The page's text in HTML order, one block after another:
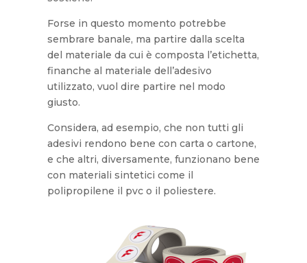
Forse in questo momento potrebbe
sembrare banale, ma partire dalla scelta
del materiale da cui è composta l’etichetta,
finanche al materiale dell’adesivo
utilizzato, vuol dire partire nel modo
giusto.
Considera, ad esempio, che non tutti gli
adesivi rendono bene con carta o cartone,
e che altri, diversamente, funzionano bene
con materiali sintetici come il
polipropilene il pvc o il poliestere.